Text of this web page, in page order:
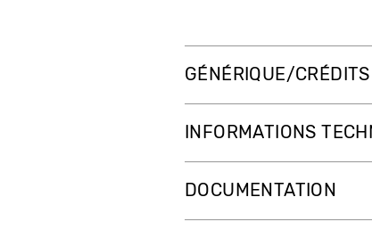
GÉNÉRIQUE/CRÉDITS
INFORMATIONS
DOCUMENTATION